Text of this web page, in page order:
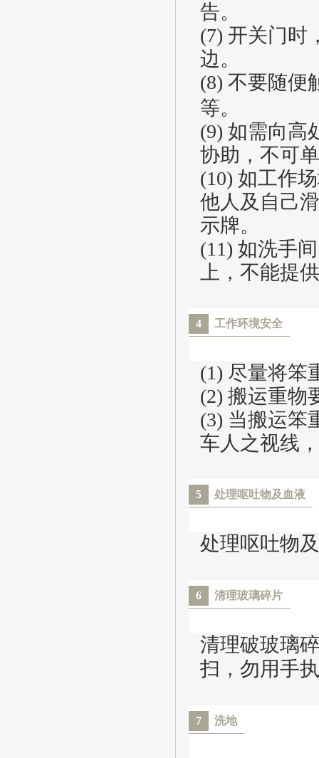
告。
(7) 开关门时
边。
(8) 不要随便
等。
(9) 如需向高
协助，不可
(10) 如工作
他人及自己
示牌。
(11) 如洗手
上，不能提
4 工作环境安全
(1) 尽量将笨
(2) 搬运重物
(3) 当搬运笨
车人之视线
5 处理呕吐物及血液
处理呕吐物
6 清理玻璃碎片
清理破玻璃
扫，勿用手
7 洗地